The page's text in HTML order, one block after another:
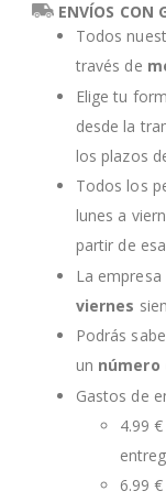
ENVÍOS CON
Todos
través de
Elige tu
desde la
los plazos
Todos los
lunes a
partir de
La
viernes
Podrás
un número
Gastos de
4.99
6.99 €